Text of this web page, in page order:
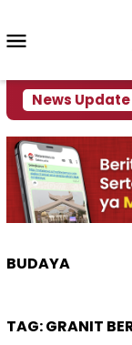
konten
News Update
Krisi Air
BUDAYA
TAG:GRANIT